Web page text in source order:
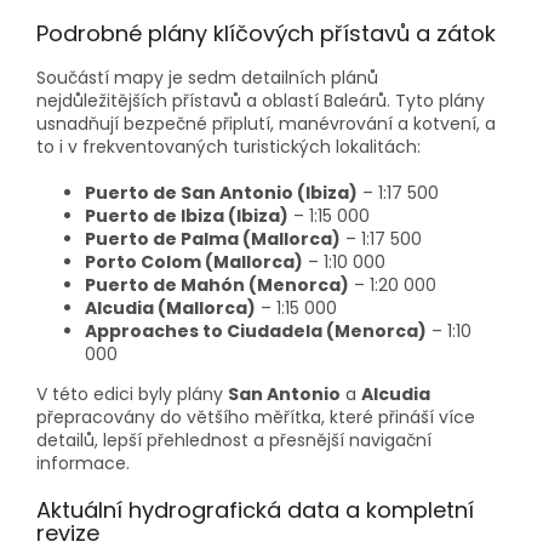
Podrobné plány klíčových přístavů a zátok
Součástí mapy je sedm detailních plánů
nejdůležitějších přístavů a oblastí Baleárů. Tyto plány
usnadňují bezpečné připlutí, manévrování a kotvení, a
to i v frekventovaných turistických lokalitách:
Puerto de San Antonio (Ibiza) – 1:17 500
Puerto de Ibiza (Ibiza) – 1:15 000
Puerto de Palma (Mallorca) – 1:17 500
Porto Colom (Mallorca) – 1:10 000
Puerto de Mahón (Menorca) – 1:20 000
Alcudia (Mallorca) – 1:15 000
Approaches to Ciudadela (Menorca) – 1:10
000
V této edici byly plány San Antonio a Alcudia
přepracovány do většího měřítka, které přináší více
detailů, lepší přehlednost a přesnější navigační
informace.
Aktuální hydrografická data a kompletní
revize